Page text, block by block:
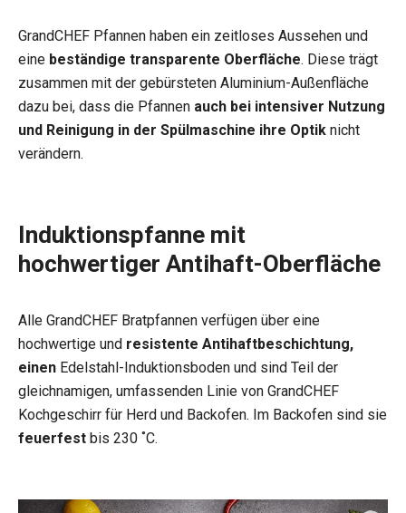
GrandCHEF Pfannen haben ein zeitloses Aussehen und
eine beständige transparente Oberfläche. Diese trägt
zusammen mit der gebürsteten Aluminium-Außenfläche
dazu bei, dass die Pfannen auch bei intensiver Nutzung
und Reinigung in der Spülmaschine ihre Optik nicht
verändern.
Induktionspfanne mit
hochwertiger Antihaft-Oberfläche
Alle GrandCHEF Bratpfannen verfügen über eine
hochwertige und resistente Antihaftbeschichtung,
einen Edelstahl-Induktionsboden und sind Teil der
gleichnamigen, umfassenden Linie von GrandCHEF
Kochgeschirr für Herd und Backofen. Im Backofen sind sie
feuerfest bis 230 ˚C.